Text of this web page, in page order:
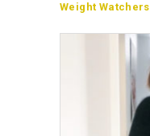
Weight Watchers